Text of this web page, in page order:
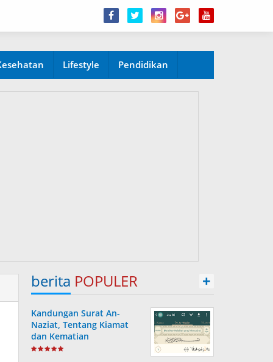
Lifestyle Pendidikan
berita POPULER +
Kandungan Surat An-
Naziat, Tentang Kiamat
dan Kematian